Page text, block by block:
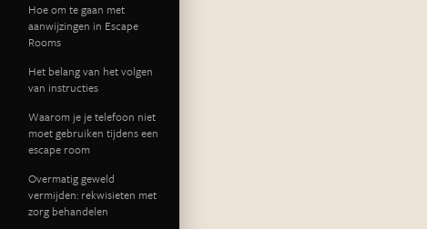
Hoe om te gaan met
aanwijzingen in Escape
Rooms
Het belang van het volgen
van instructies
Waarom je je telefoon niet
moet gebruiken tijdens een
escape room
Overmatig geweld
vermijden: rekwisieten met
zorg behandelen